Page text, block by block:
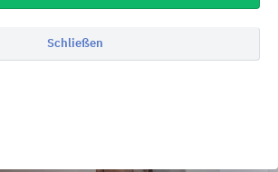
Schließen